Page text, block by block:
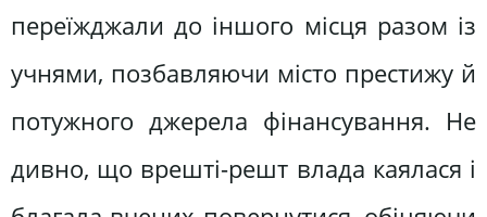
переїжджали до іншого місця разом із
учнями, позбавляючи місто престижу й
потужного джерела фінансування. Не
дивно, що врешті-решт влада каялася і